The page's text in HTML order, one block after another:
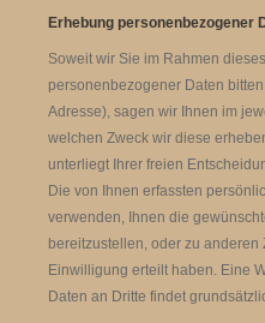
Erhebung personenbezogener
Soweit wir Sie im Rahmen
personenbezogener Daten
Adresse), sagen wir Ihnen im
welchen Zweck wir diese
unterliegt Ihrer freien
Die von Ihnen erfassten
verwenden, Ihnen die
bereitzustellen, oder zu anderen
Einwilligung erteilt haben. Eine
Daten an Dritte findet